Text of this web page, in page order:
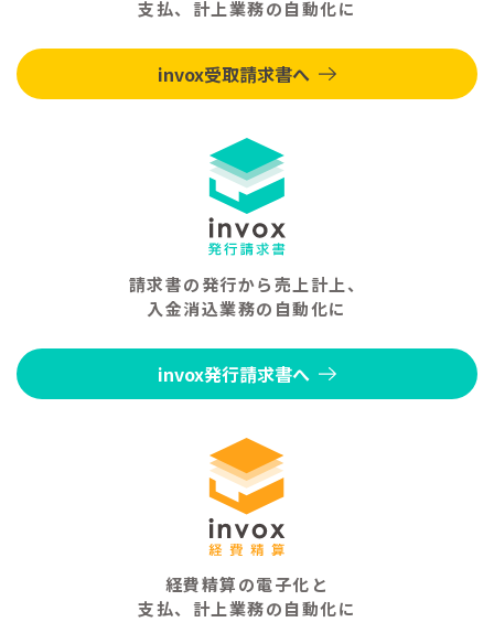
支払、計上業務の自動化に
invox受取請求書へ
請求書の発行から売上計上、
入金消込業務の自動化に
invox発行請求書へ
経費精算の電子化と
支払、計上業務の自動化に